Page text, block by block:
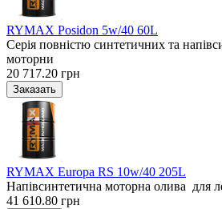
RYMAX Posidon 5w/40 60L
Серія повністю синтетичних та
моторни
20 717.20 грн
RYMAX Europa RS 10w/40 205L
Напівсинтетична моторна олива для
41 610.80 грн